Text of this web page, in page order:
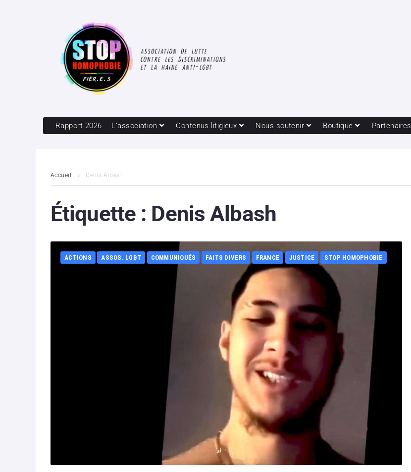
Rapport 2026 L’association Contenus litigieux Nous soutenir Boutique Partenaires
Accueil Denis Albash
Étiquette : Denis Albash
ACTIONS ASSOS. LGBT COMMUNIQUÉS FAITS DIVERS FRANCE JUSTICE STOP HOMOPHOBIE